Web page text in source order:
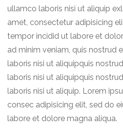
ullamco laboris nisi ut aliquip
amet, consectetur adipisicing
tempor incidid ut labore et
ad minim veniam, quis nostrud
laboris nisi ut aliquipquis
laboris nisi ut aliquipquis
laboris nisi ut aliquip. Lorem
consec adipisicing elit, sed do
labore et dolore magna aliqua.